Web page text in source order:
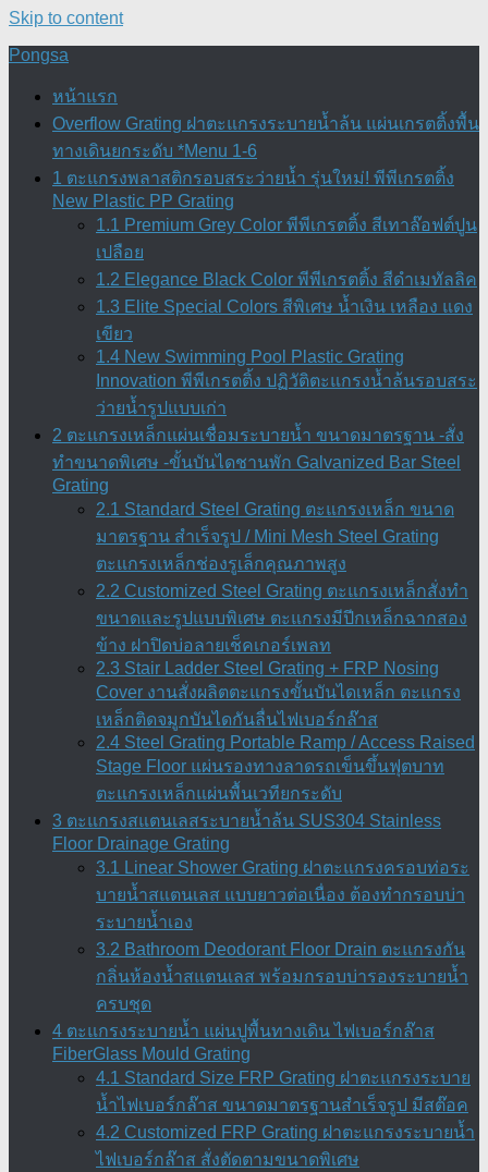
Skip to content
Pongsa
หน้าแรก
Overflow Grating ฝาตะแกรงระบายน้ำล้น แผ่นเกรตติ้งพื้น
ทางเดินยกระดับ *Menu 1-6
1 ตะแกรงพลาสติกรอบสระว่ายน้ำ รุ่นใหม่! พีพีเกรตติ้ง
New Plastic PP Grating
1.1 Premium Grey Color พีพีเกรตติ้ง สีเทาล๊อฟต์ปูน
เปลือย
1.2 Elegance Black Color พีพีเกรตติ้ง สีดำเมทัลลิค
1.3 Elite Special Colors สีพิเศษ น้ำเงิน เหลือง แดง
เขียว
1.4 New Swimming Pool Plastic Grating
Innovation พีพีเกรตติ้ง ปฏิวัติตะแกรงน้ำล้นรอบสระ
ว่ายน้ำรูปแบบเก่า
2 ตะแกรงเหล็กแผ่นเชื่อมระบายน้ำ ขนาดมาตรฐาน -สั่ง
ทำขนาดพิเศษ -ขั้นบันไดชานพัก Galvanized Bar Steel
Grating
2.1 Standard Steel Grating ตะแกรงเหล็ก ขนาด
มาตรฐาน สำเร็จรูป / Mini Mesh Steel Grating
ตะแกรงเหล็กช่องรูเล็กคุณภาพสูง
2.2 Customized Steel Grating ตะแกรงเหล็กสั่งทำ
ขนาดและรูปแบบพิเศษ ตะแกรงมีปีกเหล็กฉากสอง
ข้าง ฝาปิดบ่อลายเช็คเกอร์เพลท
2.3 Stair Ladder Steel Grating + FRP Nosing
Cover งานสั่งผลิตตะแกรงขั้นบันไดเหล็ก ตะแกรง
เหล็กติดจมูกบันไดกันลื่นไฟเบอร์กล๊าส
2.4 Steel Grating Portable Ramp / Access Raised
Stage Floor แผ่นรองทางลาดรถเข็นขึ้นฟุตบาท
ตะแกรงเหล็กแผ่นพื้นเวทียกระดับ
3 ตะแกรงสแตนเลสระบายน้ำล้น SUS304 Stainless
Floor Drainage Grating
3.1 Linear Shower Grating ฝาตะแกรงครอบท่อระ
บายน้ำสแตนเลส แบบยาวต่อเนื่อง ต้องทำกรอบบ่า
ระบายน้ำเอง
3.2 Bathroom Deodorant Floor Drain ตะแกรงกัน
กลิ่นห้องน้ำสแตนเลส พร้อมกรอบบ่ารองระบายน้ำ
ครบชุด
4 ตะแกรงระบายน้ำ แผ่นปูพื้นทางเดิน ไฟเบอร์กล๊าส
FiberGlass Mould Grating
4.1 Standard Size FRP Grating ฝาตะแกรงระบาย
น้ำไฟเบอร์กล๊าส ขนาดมาตรฐานสำเร็จรูป มีสต๊อค
4.2 Customized FRP Grating ฝาตะแกรงระบายน้ำ
ไฟเบอร์กล๊าส สั่งตัดตามขนาดพิเศษ